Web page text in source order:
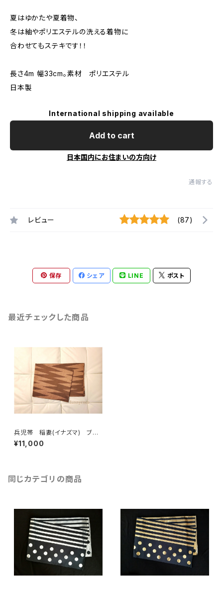
夏はゆかたや夏着物、
冬は紬やポリエステルの洗える着物に
合わせてもステキです！！
長さ4m 幅33cm。素材 ポリエステル
日本製
International shipping available
Add to cart
日本国内にお住まいの方向け
通報する
レビュー (87)
保存 シェア LINE ポスト
最近チェックした商品
兵児帯 稲妻(イナズマ) ブラ
ウン
¥11,000
同じカテゴリの商品